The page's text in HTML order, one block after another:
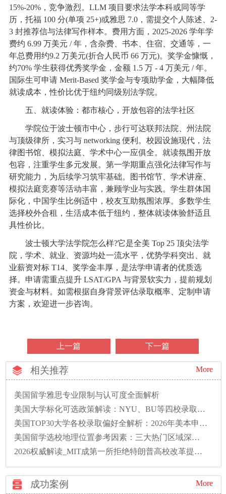
15%-20%，竞争激烈。LLM 项目要求法学本科或同等学
历，托福 100 分(单项 25+)或雅思 7.0，需提交个人陈述、2-
3 封推荐信与法律写作样本。费用方面，2025-2026 学年学
费约 6.99 万美元 / 年，含杂费、书本、住宿、交通等，一
年总费用约9.2 万美元(折合人民币 66 万元)。奖学金慷慨，
约70% 学生获得优秀奖学金，金额 1.5 万 - 4 万美元 / 年。
国际生可申请 Merit-Based 奖学金与专项助学金，大幅降低
就读成本，性价比优于纽约同级别法学院。
五、就读体验：都市核心，开放包容的法学社区
学院位于波士顿市中心，步行可达联邦法院、州法院
与顶级律所，实习与 networking 便利。校园设施现代，法
律图书馆、模拟法庭、学术中心一应俱全。就读氛围开放
包容，注重学生多元发展。第一学期重点强化法律写作与
研究能力，为后续学习筑牢基础。图书馆节、学术讲座、
模拟法庭竞赛等活动丰富，兼顾学业与实践。学生群体国
际化，中国学生比例适中，校友互助氛围浓厚。多数学生
选择校外合租，生活成本低于纽约，整体就读体验舒适且
具性价比。
波士顿大学法学院怎么样?它是全美 Top 25 顶尖法学
院，学术、就业、资源均处一流水平，优势学科突出、就
业薪资对标 T14、奖学金丰厚，是法学申请者的优质选
择。申请需重点提升 LSAT/GPA 与背景软实力，提前规划
资金与材料。如需根据自身背景评估录取概率、定制申请
方案，欢迎进一步咨询。
上一篇 下一篇
相关推荐 More
美国留学雅思专业限制与认可度全面解析
美国大学标化可选政策解读：NYU、BU等四校录取偏好全解析
美国TOP30大学各校录取偏好全解析：2026年美本申请必读
美国留学选校地理位置参考因素：三大热门区域深度解析
2026权威解读_MIT成第一所拒绝特朗普高校改革提案的大学
成功案例 More